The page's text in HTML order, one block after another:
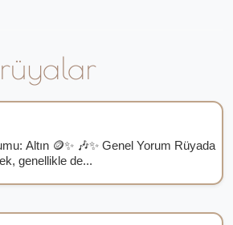
Altın 🪙✨ 🎶✨ Genel Yorum Rüyada
genellikle de...